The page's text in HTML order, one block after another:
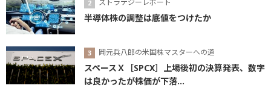
ストラテジーレポート
半導体株の調整は底値をつけたか
岡元兵八郎の米国株マスターへの道
スペースＸ［SPCX］上場後初の決算発表、数字
は良かったが株価が下落...